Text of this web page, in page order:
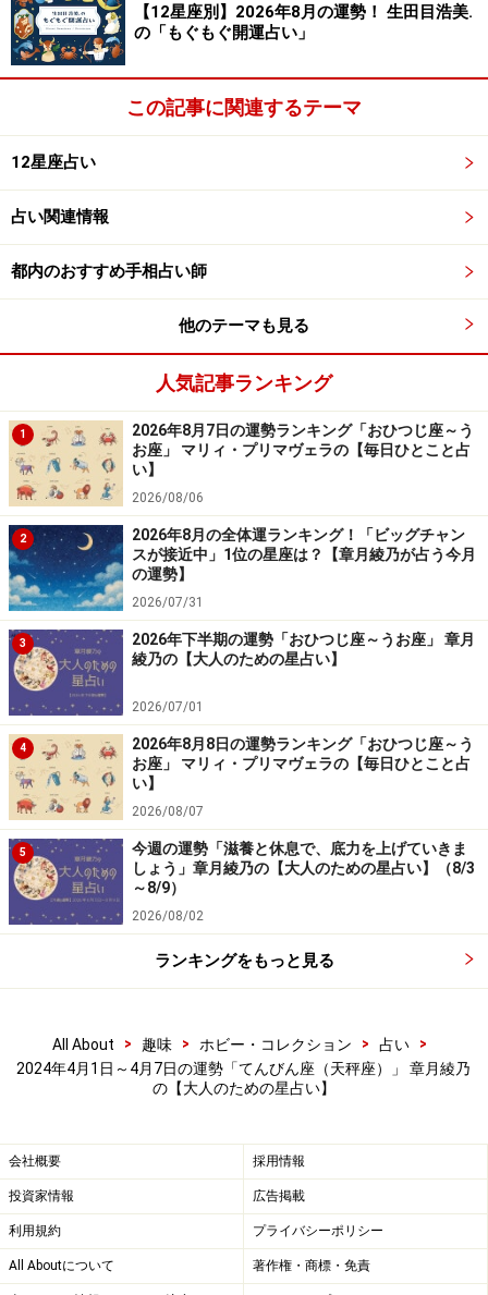
【12星座別】2026年8月の運勢！ 生田目浩美.
の「もぐもぐ開運占い」
この記事に関連するテーマ
12星座占い
占い関連情報
都内のおすすめ手相占い師
他のテーマも見る
人気記事ランキング
1
2026年8月7日の運勢ランキング「おひつじ座～う
お座」 マリィ・プリマヴェラの【毎日ひとこと占
い】
2026/08/06
2
2026年8月の全体運ランキング！「ビッグチャン
スが接近中」1位の星座は？【章月綾乃が占う今月
の運勢】
2026/07/31
3
2026年下半期の運勢「おひつじ座～うお座」 章月
綾乃の【大人のための星占い】
2026/07/01
4
2026年8月8日の運勢ランキング「おひつじ座～う
お座」 マリィ・プリマヴェラの【毎日ひとこと占
い】
2026/08/07
5
今週の運勢「滋養と休息で、底力を上げていきま
しょう」章月綾乃の【大人のための星占い】（8/3
～8/9）
2026/08/02
ランキングをもっと見る
All About > 趣味 > ホビー・コレクション > 占い
>
2024年4月1日～4月7日の運勢「てんびん座（天秤座）」 章月綾乃
の【大人のための星占い】
会社概要 採用情報
投資家情報 広告掲載
利用規約 プライバシーポリシー
All Aboutについて 著作権・商標・免責